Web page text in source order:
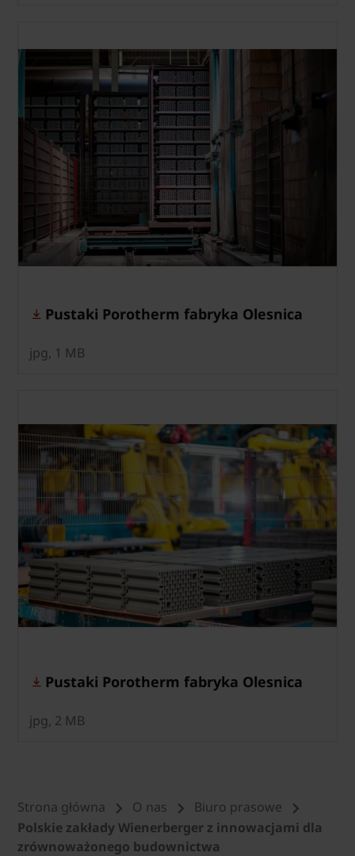
Pustaki Porotherm fabryka Olesnica
jpg, 1 MB
Pustaki Porotherm fabryka Olesnica
jpg, 2 MB
Strona główna O nas
Biuro prasowe
Polskie zakłady Wienerberger z innowacjami dla
zrównoważonego budownictwa